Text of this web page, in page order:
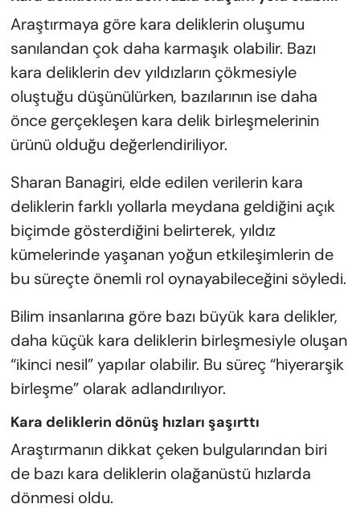
Araştırmaya göre kara deliklerin oluşumu
sanılandan çok daha karmaşık olabilir. Bazı
kara deliklerin dev yıldızların çökmesiyle
oluştuğu düşünülürken, bazılarının ise daha
önce gerçekleşen kara delik birleşmelerinin
ürünü olduğu değerlendiriliyor.
Sharan Banagiri, elde edilen verilerin kara
deliklerin farklı yollarla meydana geldiğini açık
biçimde gösterdiğini belirterek, yıldız
kümelerinde yaşanan yoğun etkileşimlerin de
bu süreçte önemli rol oynayabileceğini söyledi.
Bilim insanlarına göre bazı büyük kara delikler,
daha küçük kara deliklerin birleşmesiyle oluşan
“ikinci nesil” yapılar olabilir. Bu süreç “hiyerarşik
birleşme” olarak adlandırılıyor.
Kara deliklerin dönüş hızları şaşırttı
Araştırmanın dikkat çeken bulgularından biri
de bazı kara deliklerin olağanüstü hızlarda
dönmesi oldu.